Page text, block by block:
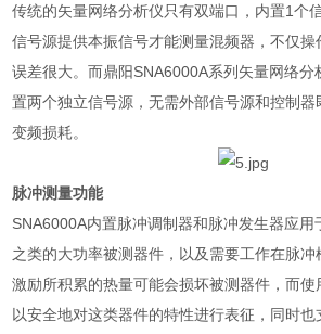
传统的矢量网络分析仪只有双端口，内置1个
信号源提供本振信号才能测量混频器，不仅操
误差很大。而鼎阳SNA6000A系列矢量网络分
置两个独立信号源，无需外部信号源和控制
变频损耗。
脉冲测量功能
SNA6000A内置脉冲调制器和脉冲发生器应用
之类的大功率被测器件，以及需要工作在脉
激励所积累的热量可能会损坏被测器件，而
以安全地对这类器件的特性进行表征，同时